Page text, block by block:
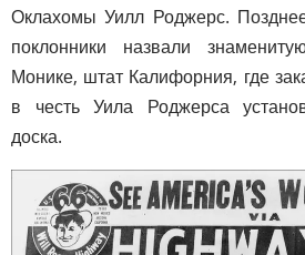
Оклахомы Уилл Роджерс.
поклонники назвали
Монике, штат Калифорния, где
в честь Уила Роджерса
доска.